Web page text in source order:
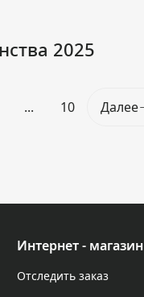
2025
... 10 Далее
Интернет - магазин
Отследить заказ